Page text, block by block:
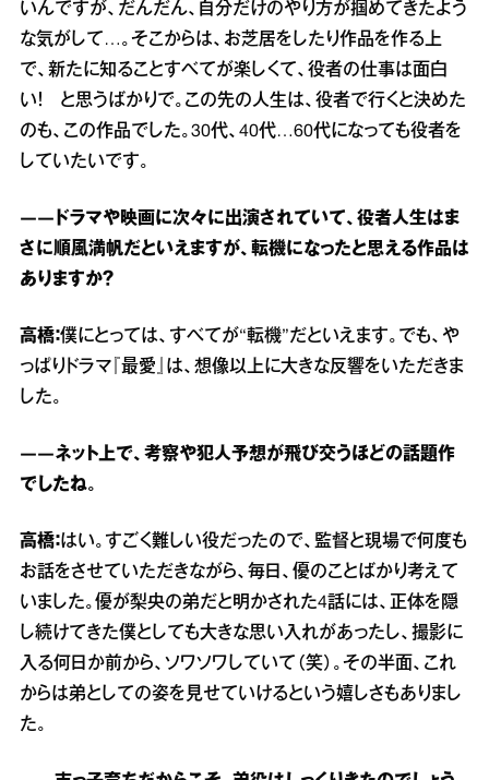
いんですが、だんだん、自分だけのやり方が掴めてきたよう
な気がして…。そこからは、お芝居をしたり作品を作る上
で、新たに知ることすべてが楽しくて、役者の仕事は面白
い！ と思うばかりで。この先の人生は、役者で行くと決めた
のも、この作品でした。30代、40代…60代になっても役者を
していたいです。
――ドラマや映画に次々に出演されていて、役者人生はま
さに順風満帆だといえますが、転機になったと思える作品は
ありますか？
高橋：僕にとっては、すべてが“転機”だといえます。でも、や
っぱりドラマ『最愛』は、想像以上に大きな反響をいただきま
した。
――ネット上で、考察や犯人予想が飛び交うほどの話題作
でしたね。
高橋：はい。すごく難しい役だったので、監督と現場で何度も
お話をさせていただきながら、毎日、優のことばかり考えて
いました。優が梨央の弟だと明かされた4話には、正体を隠
し続けてきた僕としても大きな思い入れがあったし、撮影に
入る何日か前から、ソワソワしていて（笑）。その半面、これ
からは弟としての姿を見せていけるという嬉しさもありまし
た。